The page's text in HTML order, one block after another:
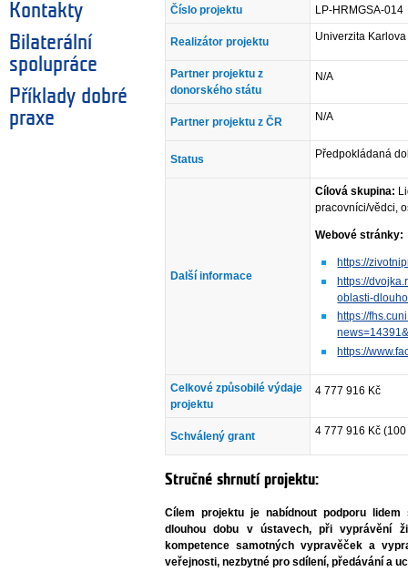
Kontakty
Bilaterální
spolupráce
Příklady dobré
praxe
Číslo projektu LP-HRMGSA-014
Realizátor projektu Univerzita Karlova
Partner projektu z
donorského státu
N/A
Partner projektu z ČR N/A
Status Předpokládaná
Další informace
Cílová skupina:
pracovníci/vědci,
Webové stránky:
https://
https://
oblasti-
https://
https://
Celkové způsobilé výdaje
projektu
4 777 916 Kč
Schválený grant 4 777 916 Kč
Stručné shrnutí projektu:
Cílem projektu je nabídnout podporu
dlouhou dobu v ústavech, při vyprávění
kompetence samotných vypravěček a
veřejnosti, nezbytné pro sdílení, předávání a